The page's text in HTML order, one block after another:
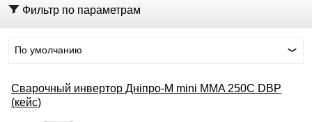
Фильтр по параметрам
По умолчанию
Сварочный инвертор Дніпро-М mini MMA 250C DBP
(кейс)